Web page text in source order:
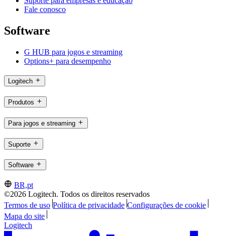
Fale conosco
Software
G HUB para jogos e streaming
Options+ para desempenho
Logitech
Produtos
Para jogos e streaming
Suporte
Software
BR,pt
©2026 Logitech. Todos os direitos reservados
Termos de uso Política de privacidade Configurações de cookie
Mapa do site
Logitech